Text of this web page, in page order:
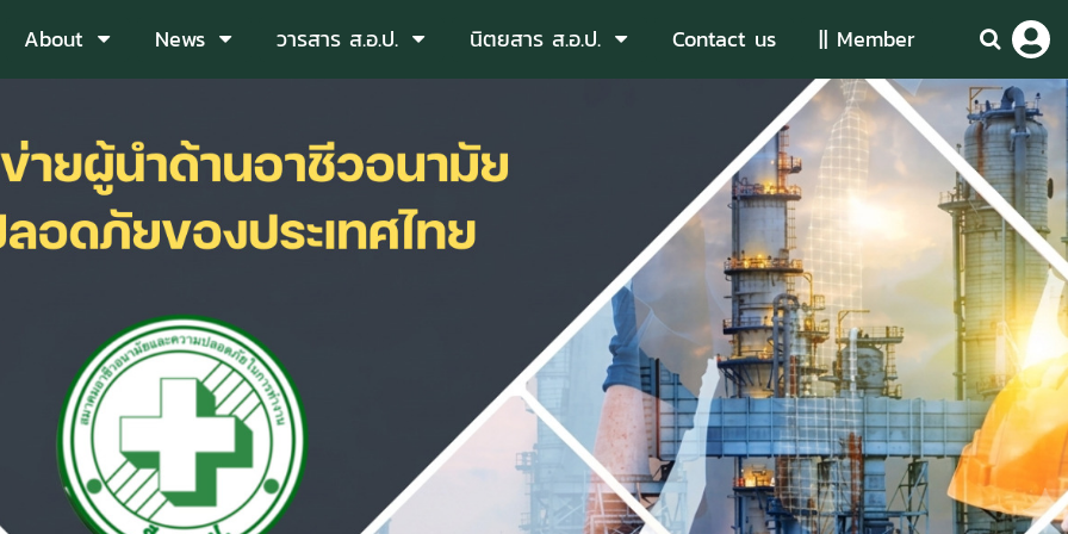
About News วารสาร ส.อ.ป. นิตยสาร ส.อ.ป. Contact us || Member